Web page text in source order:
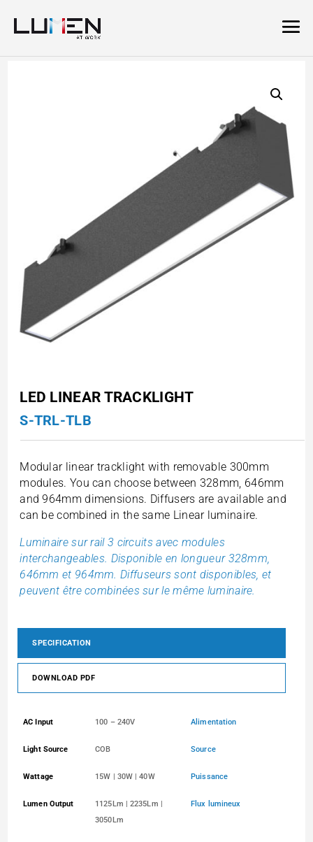
LED LINEAR TRACKLIGHT
S-TRL-TLB
Modular linear tracklight with removable 300mm
modules. You can choose between 328mm, 646mm
and 964mm dimensions. Diffusers are available and
can be combined in the same Linear luminaire.
Luminaire sur rail 3 circuits avec modules
interchangeables. Disponible en longueur 328mm,
646mm et 964mm. Diffuseurs sont disponibles, et
peuvent être combinées sur le même luminaire.
SPECIFICATION
DOWNLOAD PDF
AC Input 100 – 240V Alimentation
Light Source COB Source
Wattage 15W | 30W | 40W Puissance
Lumen Output
1125Lm | 2235Lm |
3050Lm
Flux lumineux